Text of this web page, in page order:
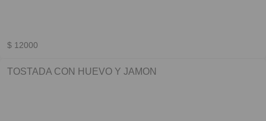
$ 12000
TOSTADA CON HUEVO Y JAMON